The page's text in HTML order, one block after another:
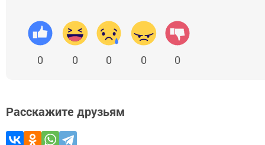
0 0 0 0 0
Расскажите друзьям